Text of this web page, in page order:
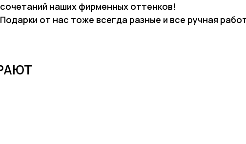
сочетаний наших фирменных оттенков!
Подарки от нас тоже всегда разные и все ручная